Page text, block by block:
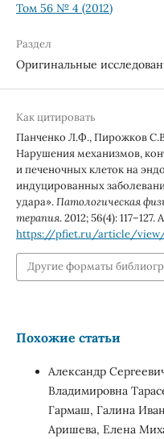
Том 56 № 4 (2012)
Раздел
Оригинальные
Как цитировать
Панченко Л.Ф., Пирожков
Нарушения механизмов,
и печеночных клеток на
индуцированных
удара».Патологическая
терапия. 2012; 56(4):
https://pfiet.ru/article/
Другие форматы
Похожие статьи
Александр
Владимировна
Гармаш, Галина
Аришева, Елена